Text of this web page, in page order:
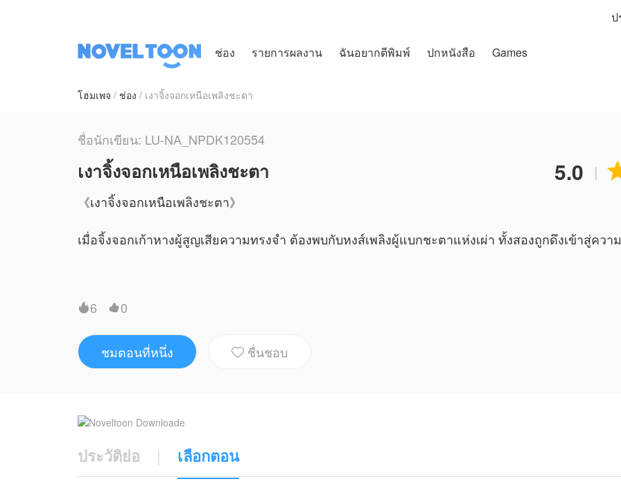
ป
ช่อง รายการผลงาน ฉันอยากตีพิมพ์ ปกหนังสือ Games
โฮมเพจ ช่อง เงาจิ้งจอกเหนือเพลิงชะตา
ชื่อนักเขียน: LU-NA_NPDK120554
เงาจิ้งจอกเหนือเพลิงชะตา 5.0 |
《เงาจิ้งจอกเหนือเพลิงชะตา》
เมื่อจิ้งจอกเก้าหางผู้สูญเสียความทรงจำ ต้องพบกับหงส์เพลิงผู้แบกชะตาแห่งเผ่า ทั้งสองถูกดึงเข้าสู่ควา
LU-NA_NPDK120554มอบหมายให้NovelToonตีดพิมพ์ผลงานเรื่องนี้ เนื้อหาเป็นเพียงความคิดเห็นของนั
ตัวแทนทางNovelToon
6 0
ชมตอนที่หนึ่ง  ชื่นชอบ
ประวัติย่อ | เลือกตอน